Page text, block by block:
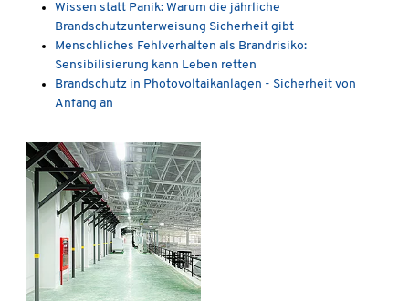
Wissen statt Panik: Warum die jährliche
Brandschutzunterweisung Sicherheit gibt
Menschliches Fehlverhalten als Brandrisiko:
Sensibilisierung kann Leben retten
Brandschutz in Photovoltaikanlagen - Sicherheit von
Anfang an